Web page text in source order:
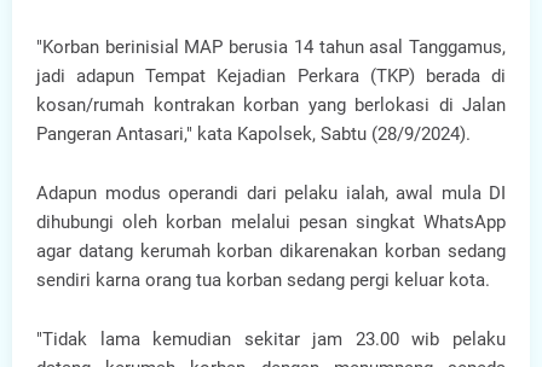
"Korban berinisial MAP berusia 14 tahun asal Tanggamus,
jadi adapun Tempat Kejadian Perkara (TKP) berada di
kosan/rumah kontrakan korban yang berlokasi di Jalan
Pangeran Antasari," kata Kapolsek, Sabtu (28/9/2024).
Adapun modus operandi dari pelaku ialah, awal mula DI
dihubungi oleh korban melalui pesan singkat WhatsApp
agar datang kerumah korban dikarenakan korban sedang
sendiri karna orang tua korban sedang pergi keluar kota.
"Tidak lama kemudian sekitar jam 23.00 wib pelaku